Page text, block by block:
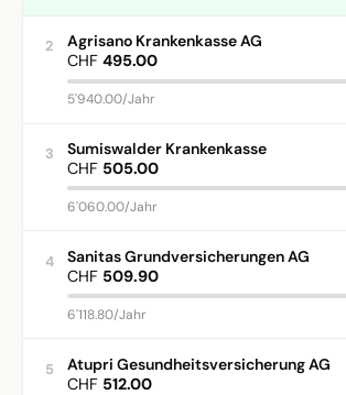
2
Agrisano Krankenkasse AG
CHF 495.00
5'940.00/Jahr
3
Sumiswalder Krankenkasse
CHF 505.00
6'060.00/Jahr
4
Sanitas Grundversicherungen AG
CHF 509.90
6'118.80/Jahr
5
Atupri Gesundheitsversicherung AG
CHF 512.00